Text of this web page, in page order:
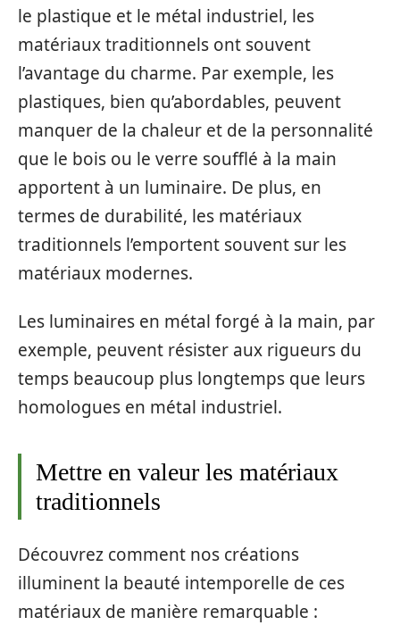
le plastique et le métal industriel, les
matériaux traditionnels ont souvent
l’avantage du charme. Par exemple, les
plastiques, bien qu’abordables, peuvent
manquer de la chaleur et de la personnalité
que le bois ou le verre soufflé à la main
apportent à un luminaire. De plus, en
termes de durabilité, les matériaux
traditionnels l’emportent souvent sur les
matériaux modernes.
Les luminaires en métal forgé à la main, par
exemple, peuvent résister aux rigueurs du
temps beaucoup plus longtemps que leurs
homologues en métal industriel.
Mettre en valeur les matériaux
traditionnels
Découvrez comment nos créations
illuminent la beauté intemporelle de ces
matériaux de manière remarquable :